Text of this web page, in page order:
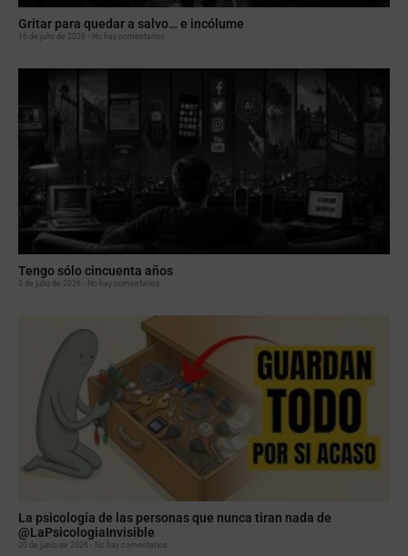
Gritar para quedar a salvo… e incólume
16 de julio de 2026 No hay comentarios
Tengo sólo cincuenta años
3 de julio de 2026 No hay comentarios
La psicología de las personas que nunca tiran nada de
@LaPsicologiaInvisible
20 de junio de 2026 No hay comentarios